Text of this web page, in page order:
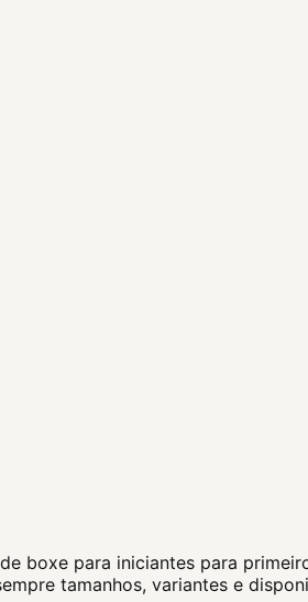
boxe para iniciantes para
tamanhos, variantes e